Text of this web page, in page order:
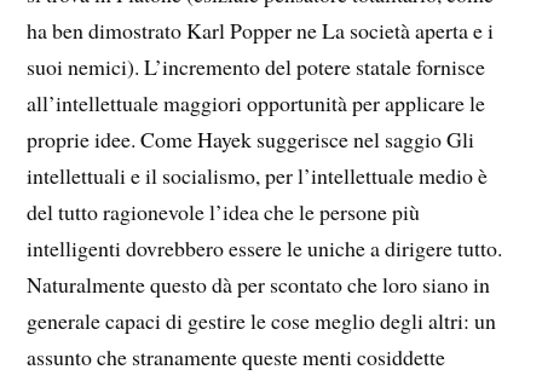
ha ben dimostrato Karl Popper ne La società aperta e i
suoi nemici). L’incremento del potere statale fornisce
all’intellettuale maggiori opportunità per applicare le
proprie idee. Come Hayek suggerisce nel saggio Gli
intellettuali e il socialismo, per l’intellettuale medio è
del tutto ragionevole l’idea che le persone più
intelligenti dovrebbero essere le uniche a dirigere tutto.
Naturalmente questo dà per scontato che loro siano in
generale capaci di gestire le cose meglio degli altri: un
assunto che stranamente queste menti cosiddette